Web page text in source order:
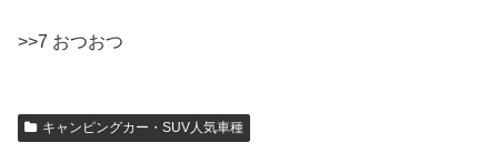
>>7 おつおつ
キャンピングカー・SUV人気車種